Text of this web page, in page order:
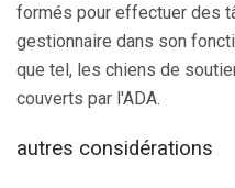
formés pour effectuer des
gestionnaire dans son
que tel, les chiens de
couverts par l'ADA.
autres considérations